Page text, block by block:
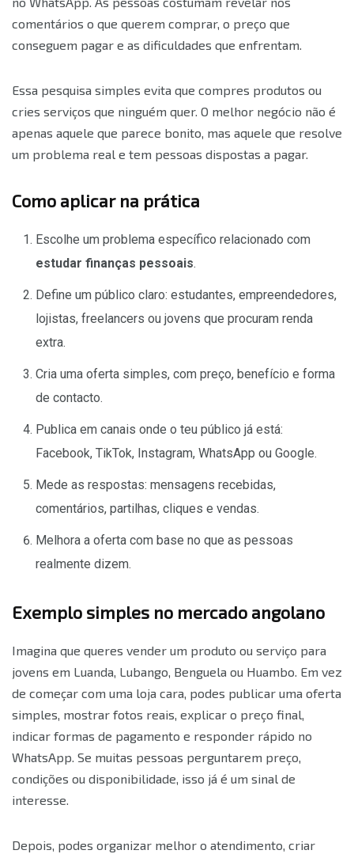
comentários o que querem comprar, o preço que
conseguem pagar e as dificuldades que enfrentam.
Essa pesquisa simples evita que compres produtos ou
cries serviços que ninguém quer. O melhor negócio não é
apenas aquele que parece bonito, mas aquele que resolve
um problema real e tem pessoas dispostas a pagar.
Como aplicar na prática
Escolhe um problema específico relacionado com
estudar finanças pessoais.
Define um público claro: estudantes, empreendedores,
lojistas, freelancers ou jovens que procuram renda
extra.
Cria uma oferta simples, com preço, benefício e forma
de contacto.
Publica em canais onde o teu público já está:
Facebook, TikTok, Instagram, WhatsApp ou Google.
Mede as respostas: mensagens recebidas,
comentários, partilhas, cliques e vendas.
Melhora a oferta com base no que as pessoas
realmente dizem.
Exemplo simples no mercado angolano
Imagina que queres vender um produto ou serviço para
jovens em Luanda, Lubango, Benguela ou Huambo. Em vez
de começar com uma loja cara, podes publicar uma oferta
simples, mostrar fotos reais, explicar o preço final,
indicar formas de pagamento e responder rápido no
WhatsApp. Se muitas pessoas perguntarem preço,
condições ou disponibilidade, isso já é um sinal de
interesse.
Depois, podes organizar melhor o atendimento, criar